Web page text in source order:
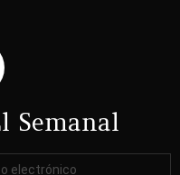
Semanal